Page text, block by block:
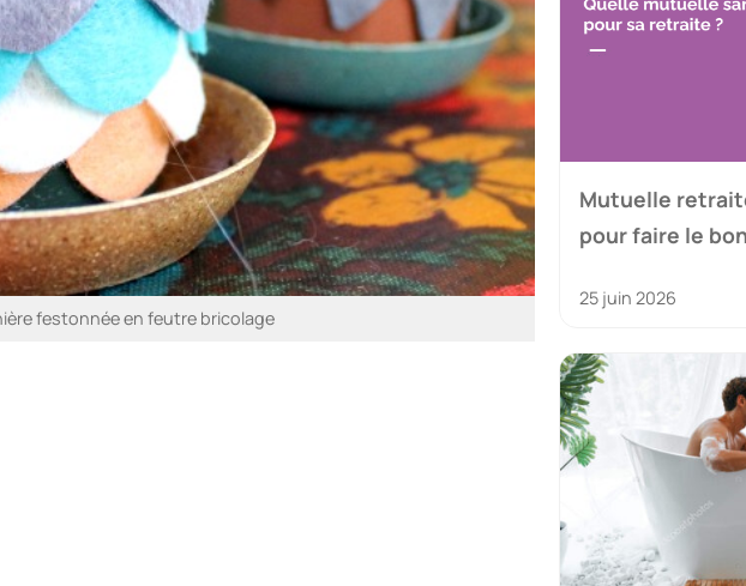
festonnée en feutre bricolage
Mutuelle
pour faire le
25 juin 2026